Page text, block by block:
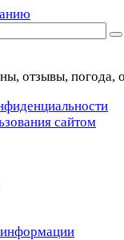
отзывы, погода,
сайтом